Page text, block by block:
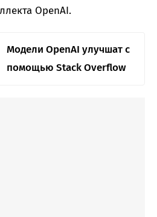
OpenAI.
Модели OpenAI улучшат с
помощью Stack Overflow